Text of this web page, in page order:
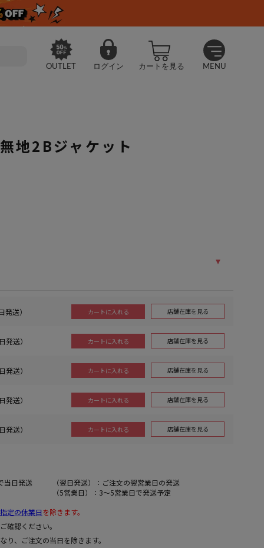
OUTLET ログイン カートを見る MENU
地2Bジャケット
発送） カートに入れる 店舗在庫を見る
発送） カートに入れる 店舗在庫を見る
発送） カートに入れる 店舗在庫を見る
発送） カートに入れる 店舗在庫を見る
発送） カートに入れる 店舗在庫を見る
当日発送
（翌日発送）：ご注文の翌営業日の発送
（5営業日）：3～5営業日で発送予定
定の休業日を除きます。
確認ください。
、ご注文の当日を除きます。